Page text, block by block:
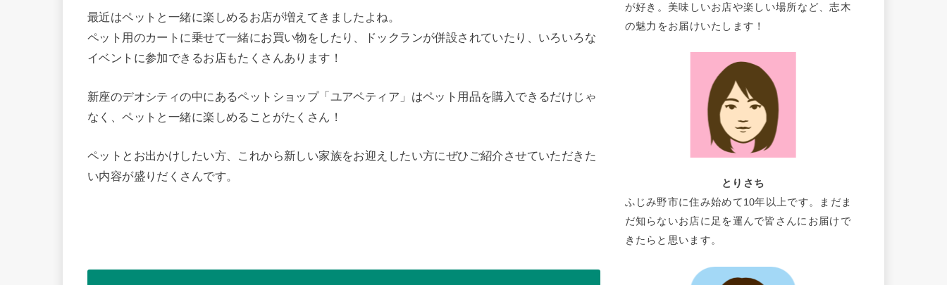
最近はペットと一緒に楽しめるお店が増えてきましたよね。
ペット用のカートに乗せて一緒にお買い物をしたり、ドックランが併設されていたり、いろいろな
イベントに参加できるお店もたくさんあります！
新座のデオシティの中にあるペットショップ「ユアペティア」はペット用品を購入できるだけじゃ
なく、ペットと一緒に楽しめることがたくさん！
ペットとお出かけしたい方、これから新しい家族をお迎えしたい方にぜひご紹介させていただきた
い内容が盛りだくさんです。
が好き。美味しいお店や楽しい場所など、志木
の魅力をお届けいたします！
とりさち
ふじみ野市に住み始めて10年以上です。まだま
だ知らないお店に足を運んで皆さんにお届けで
きたらと思います。